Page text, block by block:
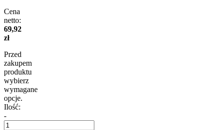
Cena
netto:
69,92
zł
Przed
zakupem
produktu
wybierz
wymagane
opcje.
Ilość:
-